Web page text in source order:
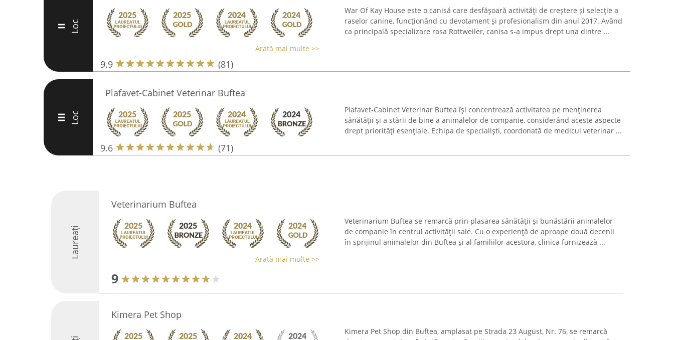
II Loc
Arată mai multe >>
9.9 (81)
War Of Kay House este o canisă care desfășoară activități de creștere și selecție a
raselor canine, funcționând cu devotament și profesionalism din anul 2017. Având
ca principală specializare rasa Rottweiler, canisa s-a impus drept una dintre ...
III Loc
Plafavet-Cabinet Veterinar Buftea
9.6 (71)
Plafavet-Cabinet Veterinar Buftea își concentrează activitatea pe menținerea
sănătății și a stării de bine a animalelor de companie, considerând aceste aspecte
drept priorități esențiale. Echipa de specialiști, coordonată de medicul veterinar ...
Laureați
Veterinarium Buftea
Arată mai multe >>
9
Veterinarium Buftea se remarcă prin plasarea sănătății și bunăstării animalelor
de companie în centrul activității sale. Cu o experiență de aproape două decenii
în sprijinul animalelor din Buftea și al familiilor acestora, clinica furnizează ...
Kimera Pet Shop
Kimera Pet Shop din Buftea, amplasat pe Strada 23 August, Nr. 76, se remarcă